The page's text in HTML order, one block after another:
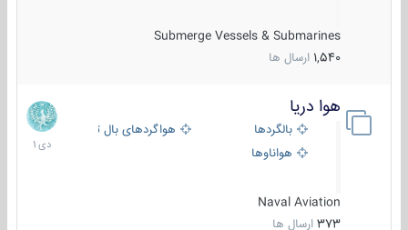
Submerge Vessels & Submarines
1,540 ارسال ها
هوا دریا
بالگردها
هواگردهای بال ثابت
هواناوها
Naval Aviation
373 ارسال ها
12
دی
1401